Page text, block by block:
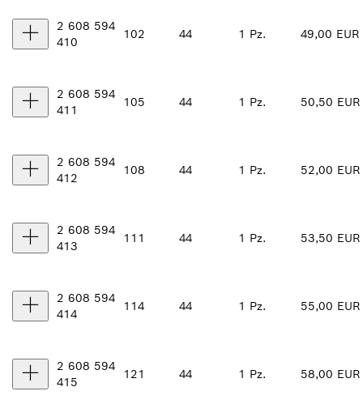
2 608 594
410
102 44 1 Pz. 49,00 EUR
2 608 594
411
105 44 1 Pz. 50,50 EUR
2 608 594
412
108 44 1 Pz. 52,00 EUR
2 608 594
413
111 44 1 Pz. 53,50 EUR
2 608 594
414
114 44 1 Pz. 55,00 EUR
2 608 594
415
121 44 1 Pz. 58,00 EUR